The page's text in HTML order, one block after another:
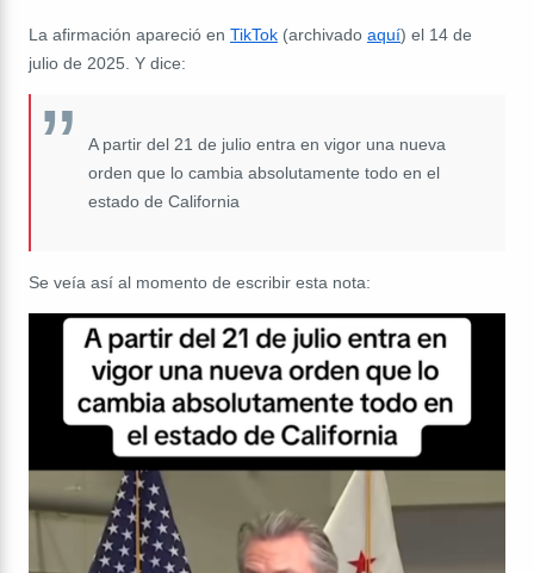
La afirmación apareció en TikTok (archivado aquí) el 14 de
julio de 2025. Y dice:
A partir del 21 de julio entra en vigor una nueva
orden que lo cambia absolutamente todo en el
estado de California
Se veía así al momento de escribir esta nota: